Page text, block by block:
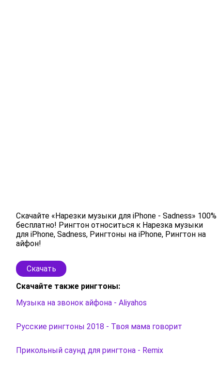
Скачайте «Нарезки музыки для iPhone - Sadness» 100%
бесплатно! Рингтон относиться к Нарезка музыки
для iPhone, Sadness, Рингтоны на iPhone, Рингтон на
айфон!
Скачать
Скачайте также рингтоны:
Музыка на звонок айфона - Aliyahos
Русские рингтоны 2018 - Твоя мама говорит
Прикольный саунд для рингтона - Remix